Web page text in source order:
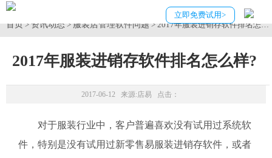
立即免费试用>
首页>资讯动态>服装店管理软件问题> 2017年服装进销存软件排名怎么
2017年服装进销存软件排名怎么样?
2017-06-12 来源:店易 点击：
对于服装行业中，客户普遍喜欢没有试用过系统软
件，特别是没有试用过新零售易服装进销存软件，或者